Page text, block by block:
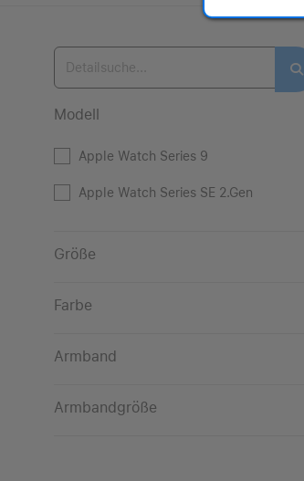
Modell
Apple Watch Series 9
Apple Watch Series SE 2.Gen
Größe
44mm
Farbe
Gold
Armband
Armbandgröße